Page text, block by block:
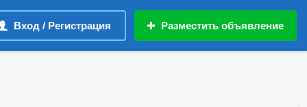
Вход / Регистрация Разместить объявление